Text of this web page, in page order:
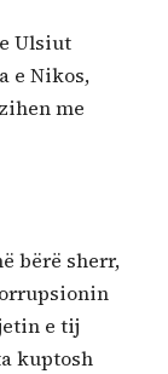
Ulsiut
e Nikos,
me
bërë sherr,
e tij
kuptosh